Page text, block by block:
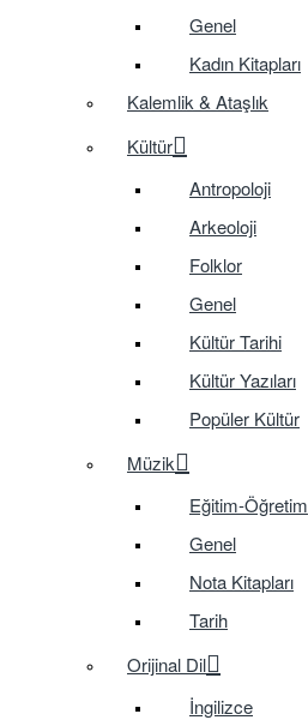
Genel
Kadın Kitapları
Kalemlik & Ataşlık
Kültür
Antropoloji
Arkeoloji
Folklor
Genel
Kültür Tarihi
Kültür Yazıları
Popüler Kültür
Müzik
Eğitim-Öğretim
Genel
Nota Kitapları
Tarih
Orijinal Dil
İngilizce